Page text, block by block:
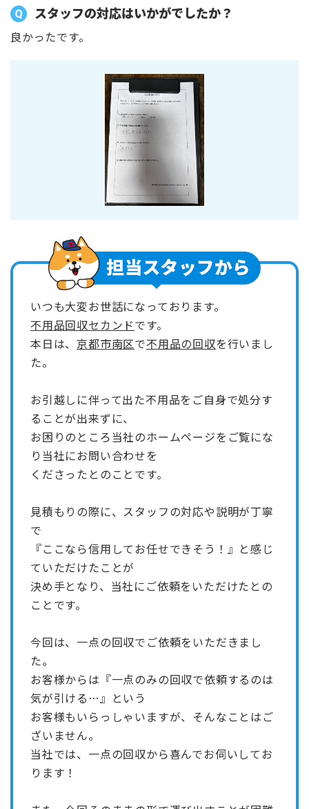
スタッフの対応はいかがでしたか？
良かったです。
いつも大変お世話になっております。
不用品回収セカンドです。
本日は、京都市南区で不用品の回収を行いまし
た。
お引越しに伴って出た不用品をご自身で処分す
ることが出来ずに、
お困りのところ当社のホームページをご覧にな
り当社にお問い合わせを
くださったとのことです。
見積もりの際に、スタッフの対応や説明が丁寧
で
『ここなら信用してお任せできそう！』と感じ
ていただけたことが
決め手となり、当社にご依頼をいただけたとの
ことです。
今回は、一点の回収でご依頼をいただきまし
た。
お客様からは『一点のみの回収で依頼するのは
気が引ける…』という
お客様もいらっしゃいますが、そんなことはご
ざいません。
当社では、一点の回収から喜んでお伺いしてお
ります！